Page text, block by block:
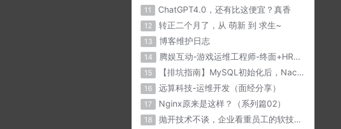
11 ChatGPT4.0，还有比这便宜？真香
12 转正二个月了，从 萌新 到 求生~
13 博客维护日志
14 腾娱互动-游戏运维工程师-终面+HR面（面经分享）
15 【排坑指南】MySQL初始化后，Nacos与微服务无法连接？？
16 远算科技-运维开发（面经分享）
17 Nginx原来是这样？（系列篇02）
18 抛开技术不谈，企业看重员工的软技能有那些？